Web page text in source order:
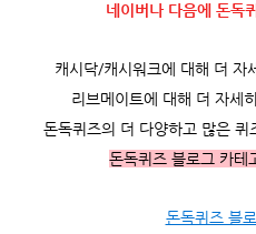
네이버나 다음에 돈독
캐시닥/캐시워크에 대해 더 자
리브메이트에 대해 더 자세
돈독퀴즈의 더 다양하고 많은 퀴
돈독퀴즈 블로그 카테
돈독퀴즈 블